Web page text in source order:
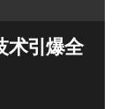
术引爆全